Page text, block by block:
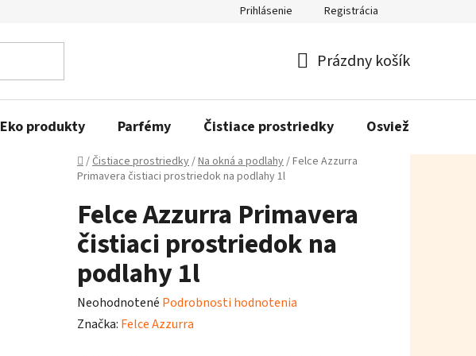
Prihlásenie Registrácia
košík
Prázdny košík
Eko produkty Parfémy Čistiace prostriedky Osviežovače
Domov
/Čistiace prostriedky/Na okná a podlahy/Felce Azzurra
Primavera čistiaci prostriedok na podlahy 1l
Felce Azzurra Primavera
čistiaci prostriedok na
podlahy 1l
Priemerné
hodnotenie
Neohodnotené Podrobnosti hodnotenia
Značka: Felce Azzurra